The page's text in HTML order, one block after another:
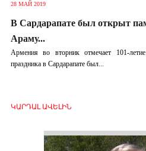
28 МАЙ 2019
В Сардарапате был открыт
Араму...
Армения во вторник отмечает 101-
праздника в Сардарапате был...
ԿԱՐԴԱԼ ԱՎԵԼԻՆ